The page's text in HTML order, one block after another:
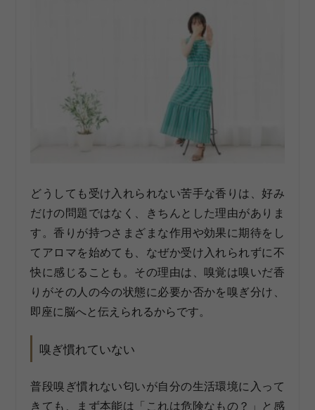
どうしても受け入れられない苦手な香りは、好み
だけの問題ではなく、きちんとした理由がありま
す。香りが持つさまざまな作用や効果に期待をし
てアロマを始めても、なぜか受け入れられずに不
快に感じることも。その理由は、嗅覚は嗅いだ香
りがその人の今の状態に必要か否かを嗅ぎ分け、
即座に脳へと伝えられるからです。
嗅ぎ慣れていない
普段嗅ぎ慣れない匂いが自分の生活環境に入って
きても、まず本能は「これは危険なもの？」と感